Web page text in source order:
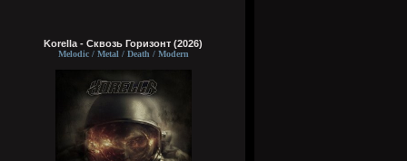
Korella - Сквозь Горизонт (2026)
Melodic / Metal / Death / Modern